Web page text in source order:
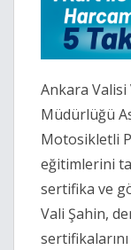
Ankara Valisi
Müdürlüğü
Motosikletli
eğitimlerini
sertifika ve
Vali Şahin,